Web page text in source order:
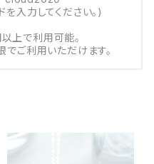
入力してください。)
上で利用可能。
ご利用いただけます。